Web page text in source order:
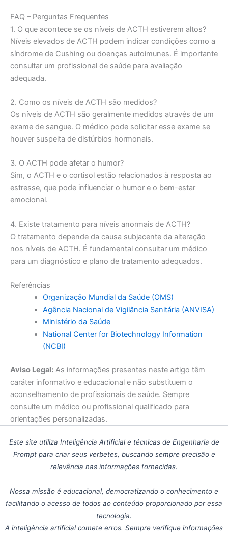
FAQ – Perguntas Frequentes
1. O que acontece se os níveis de ACTH estiverem altos?
Níveis elevados de ACTH podem indicar condições como a
síndrome de Cushing ou doenças autoimunes. É importante
consultar um profissional de saúde para avaliação
adequada.
2. Como os níveis de ACTH são medidos?
Os níveis de ACTH são geralmente medidos através de um
exame de sangue. O médico pode solicitar esse exame se
houver suspeita de distúrbios hormonais.
3. O ACTH pode afetar o humor?
Sim, o ACTH e o cortisol estão relacionados à resposta ao
estresse, que pode influenciar o humor e o bem-estar
emocional.
4. Existe tratamento para níveis anormais de ACTH?
O tratamento depende da causa subjacente da alteração
nos níveis de ACTH. É fundamental consultar um médico
para um diagnóstico e plano de tratamento adequados.
Referências
Organização Mundial da Saúde (OMS)
Agência Nacional de Vigilância Sanitária (ANVISA)
Ministério da Saúde
National Center for Biotechnology Information
(NCBI)
Aviso Legal: As informações presentes neste artigo têm
caráter informativo e educacional e não substituem o
aconselhamento de profissionais de saúde. Sempre
consulte um médico ou profissional qualificado para
orientações personalizadas.
Este site utiliza Inteligência Artificial e técnicas de Engenharia de
Prompt para criar seus verbetes, buscando sempre precisão e
relevância nas informações fornecidas.
Nossa missão é educacional, democratizando o conhecimento e
facilitando o acesso de todos ao conteúdo proporcionado por essa
tecnologia.
A inteligência artificial comete erros. Sempre verifique informações